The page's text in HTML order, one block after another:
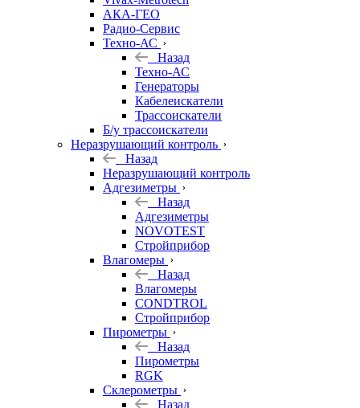
АКА-ГЕО
Радио-Сервис
Техно-АС
Назад
Техно-АС
Генераторы
Кабелеискатели
Трассоискатели
Б/у трассоискатели
Неразрушающий контроль
Назад
Неразрушающий контроль
Адгезиметры
Назад
Адгезиметры
NOVOTEST
Стройприбор
Влагомеры
Назад
Влагомеры
CONDTROL
Стройприбор
Пирометры
Назад
Пирометры
RGK
Склерометры
Назад